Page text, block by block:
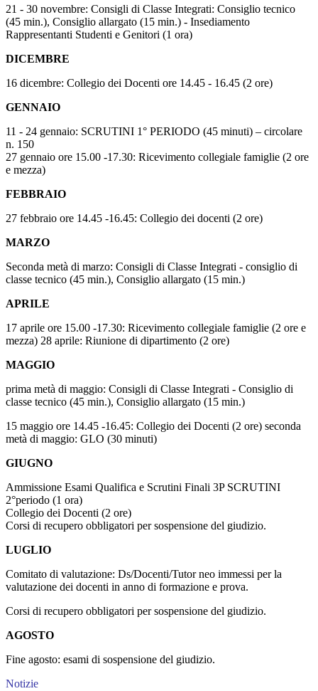
21 - 30 novembre: Consigli di Classe Integrati: Consiglio tecnico
(45 min.), Consiglio allargato (15 min.) - Insediamento
Rappresentanti Studenti e Genitori (1 ora)
DICEMBRE
16 dicembre: Collegio dei Docenti ore 14.45 - 16.45 (2 ore)
GENNAIO
11 - 24 gennaio: SCRUTINI 1° PERIODO (45 minuti) – circolare
n. 150
27 gennaio ore 15.00 -17.30: Ricevimento collegiale famiglie (2 ore
e mezza)
FEBBRAIO
27 febbraio ore 14.45 -16.45: Collegio dei docenti (2 ore)
MARZO
Seconda metà di marzo: Consigli di Classe Integrati - consiglio di
classe tecnico (45 min.), Consiglio allargato (15 min.)
APRILE
17 aprile ore 15.00 -17.30: Ricevimento collegiale famiglie (2 ore e
mezza) 28 aprile: Riunione di dipartimento (2 ore)
MAGGIO
prima metà di maggio: Consigli di Classe Integrati - Consiglio di
classe tecnico (45 min.), Consiglio allargato (15 min.)
15 maggio ore 14.45 -16.45: Collegio dei Docenti (2 ore) seconda
metà di maggio: GLO (30 minuti)
GIUGNO
Ammissione Esami Qualifica e Scrutini Finali 3P SCRUTINI
2°periodo (1 ora)
Collegio dei Docenti (2 ore)
Corsi di recupero obbligatori per sospensione del giudizio.
LUGLIO
Comitato di valutazione: Ds/Docenti/Tutor neo immessi per la
valutazione dei docenti in anno di formazione e prova.
Corsi di recupero obbligatori per sospensione del giudizio.
AGOSTO
Fine agosto: esami di sospensione del giudizio.
Notizie